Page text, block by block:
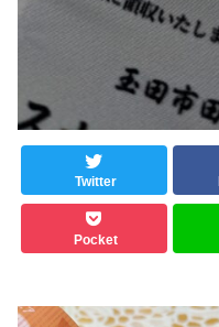
Twitter
Pocket